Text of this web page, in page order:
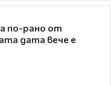
по-рано от
дата вече е